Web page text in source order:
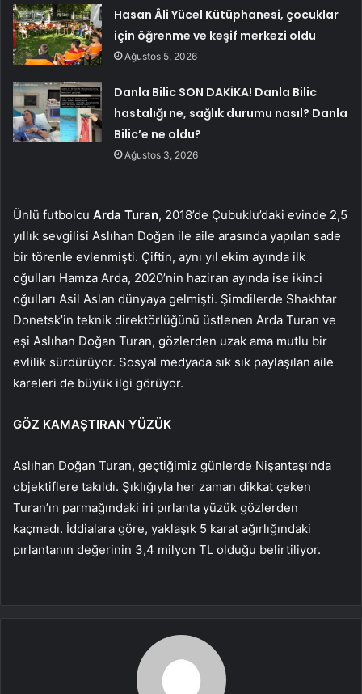
Hasan Âli Yücel Kütüphanesi, çocuklar
için öğrenme ve keşif merkezi oldu
Ağustos 5, 2026
Danla Bilic SON DAKİKA! Danla Bilic
hastalığı ne, sağlık durumu nasıl? Danla
Bilic’e ne oldu?
Ağustos 3, 2026
Ünlü futbolcu Arda Turan, 2018’de Çubuklu’daki evinde 2,5
yıllık sevgilisi Aslıhan Doğan ile aile arasında yapılan sade
bir törenle evlenmişti. Çiftin, aynı yıl ekim ayında ilk
oğulları Hamza Arda, 2020’nin haziran ayında ise ikinci
oğulları Asil Aslan dünyaya gelmişti. Şimdilerde Shakhtar
Donetsk’in teknik direktörlüğünü üstlenen Arda Turan ve
eşi Aslıhan Doğan Turan, gözlerden uzak ama mutlu bir
evlilik sürdürüyor. Sosyal medyada sık sık paylaşılan aile
kareleri de büyük ilgi görüyor.
GÖZ KAMAŞTIRAN YÜZÜK
Aslıhan Doğan Turan, geçtiğimiz günlerde Nişantaşı’nda
objektiflere takıldı. Şıklığıyla her zaman dikkat çeken
Turan’ın parmağındaki iri pırlanta yüzük gözlerden
kaçmadı. İddialara göre, yaklaşık 5 karat ağırlığındaki
pırlantanın değerinin 3,4 milyon TL olduğu belirtiliyor.